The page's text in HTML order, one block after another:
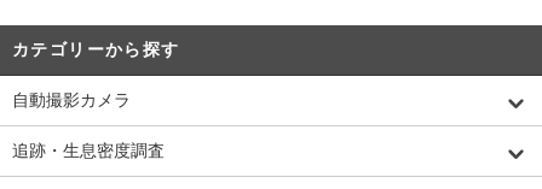
カテゴリーから探す
自動撮影カメラ
追跡・生息密度調査